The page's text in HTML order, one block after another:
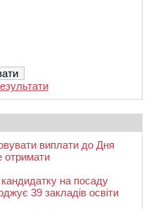
виплати до Дня
отримати
на посаду
39 закладів освіти